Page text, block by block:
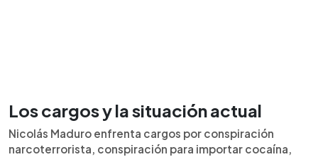
Los cargos y la situación actual
Nicolás Maduro enfrenta cargos por conspiración
narcoterrorista, conspiración para importar cocaína,